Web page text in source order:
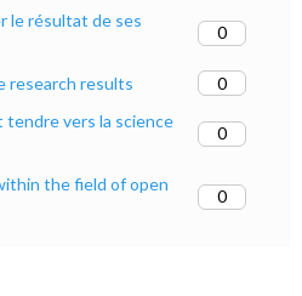
le résultat de ses
0
research results
0
tendre vers la science
0
the field of open
0